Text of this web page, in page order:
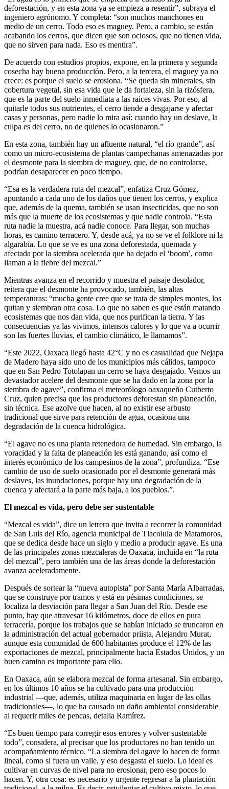
deforestación, y en esta zona ya se empieza a resentir”, subraya el
ingeniero agrónomo. Y completa: “son muchos manchones en
medio de un cerro. Todo eso es maguey. Pero, a cambio, se están
acabando los cerros, que dicen que son ociosos, que no tienen vida,
que no sirven para nada. Eso es mentira”.
De acuerdo con estudios propios, expone, en la primera y segunda
cosecha hay buena producción. Pero, a la tercera, el maguey ya no
crece: es porque el suelo se erosiona. “Se queda sin minerales, sin
cobertura vegetal, sin esa vida que le da fortaleza, sin la rizósfera,
que es la parte del suelo inmediata a las raíces vivas. Por eso, al
quitarle todos sus nutrientes, el cerro tiende a desgajarse y afectar
casas y personas, pero nadie lo mira así: cuando hay un deslave, la
culpa es del cerro, no de quienes lo ocasionaron.”
En esta zona, también hay un afluente natural, “el río grande”, así
como un micro-ecosistema de plantas campechanas amenazadas por
el desmonte para la siembra de maguey, que, de no controlarse,
podrían desaparecer en poco tiempo.
“Esa es la verdadera ruta del mezcal”, enfatiza Cruz Gómez,
apuntando a cada uno de los daños que tienen los cerros, y explica
que, además de la quema, también se usan insecticidas, que no son
más que la muerte de los ecosistemas y que nadie controla. “Esta
ruta nadie la muestra, acá nadie conoce. Para llegar, son muchas
horas, es camino terracero. Y, desde acá, ya no se ve el folklore ni la
algarabía. Lo que se ve es una zona deforestada, quemada y
afectada por la siembra acelerada que ha dejado el ‘boom’, como
llaman a la fiebre del mezcal.”
Mientras avanza en el recorrido y muestra el paisaje desolador,
reitera que el desmonte ha provocado, también, las altas
temperaturas: “mucha gente cree que se trata de simples montes, los
quitan y siembran otra cosa. Lo que no saben es que están matando
ecosistemas que nos dan vida, que nos purifican la tierra. Y las
consecuencias ya las vivimos, intensos calores y lo que va a ocurrir
son las fuertes lluvias, el cambio climático, le llamamos”.
“Este 2022, Oaxaca llegó hasta 42°C y no es casualidad que Nejapa
de Madero haya sido uno de los municipios más cálidos, tampoco
que en San Pedro Totolapan un cerro se haya desgajado. Vemos un
devastador acelere del desmonte que se ha dado en la zona por la
siembra de agave”, confirma el meteorólogo oaxaqueño Cutberto
Cruz, quien precisa que los productores deforestan sin planeación,
sin técnica. Ese azolve que hacen, al no existir ese arbusto
tradicional que sirve para retención de agua, ocasiona una
degradación de la cuenca hidrológica.
“El agave no es una planta retenedora de humedad. Sin embargo, la
voracidad y la falta de planeación les está ganando, así como el
interés económico de los campesinos de la zona”, profundiza. “Ese
cambio de uso de suelo ocasionado por el desmonte generará más
deslaves, las inundaciones, porque hay una degradación de la
cuenca y afectará a la parte más baja, a los pueblos.”.
El mezcal es vida, pero debe ser sustentable
“Mezcal es vida”, dice un letrero que invita a recorrer la comunidad
de San Luis del Río, agencia municipal de Tlacolula de Matamoros,
que se dedica desde hace un siglo y medio a producir agave. Es una
de las principales zonas mezcaleras de Oaxaca, incluida en “la ruta
del mezcal”, pero también una de las áreas donde la deforestación
avanza aceleradamente.
Después de sortear la “nueva autopista” por Santa María Albarradas,
que se construye por tramos y está en pésimas condiciones, se
localiza la desviación para llegar a San Juan del Río. Desde ese
punto, hay que atravesar 16 kilómetros, doce de ellos en pura
terracería, porque los trabajos que se habían iniciado se truncaron en
la administración del actual gobernador priista, Alejandro Murat,
aunque esta comunidad de 600 habitantes produce el 12% de las
exportaciones de mezcal, principalmente hacia Estados Unidos, y un
buen camino es importante para ello.
En Oaxaca, aún se elabora mezcal de forma artesanal. Sin embargo,
en los últimos 10 años se ha cultivado para una producción
industrial —que, además, utiliza maquinaria en lugar de las ollas
tradicionales—, lo que ha causado un daño ambiental considerable
al requerir miles de pencas, detalla Ramírez.
“Es buen tiempo para corregir esos errores y volver sustentable
todo”, considera, al precisar que los productores no han tenido un
acompañamiento técnico. “La siembra del agave lo hacen de forma
lineal, como si fuera un valle, y eso desgasta el suelo. Lo ideal es
cultivar en curvas de nivel para no erosionar, pero eso pocos lo
hacen. Y, otra cosa: es necesario y urgente regresar a la plantación